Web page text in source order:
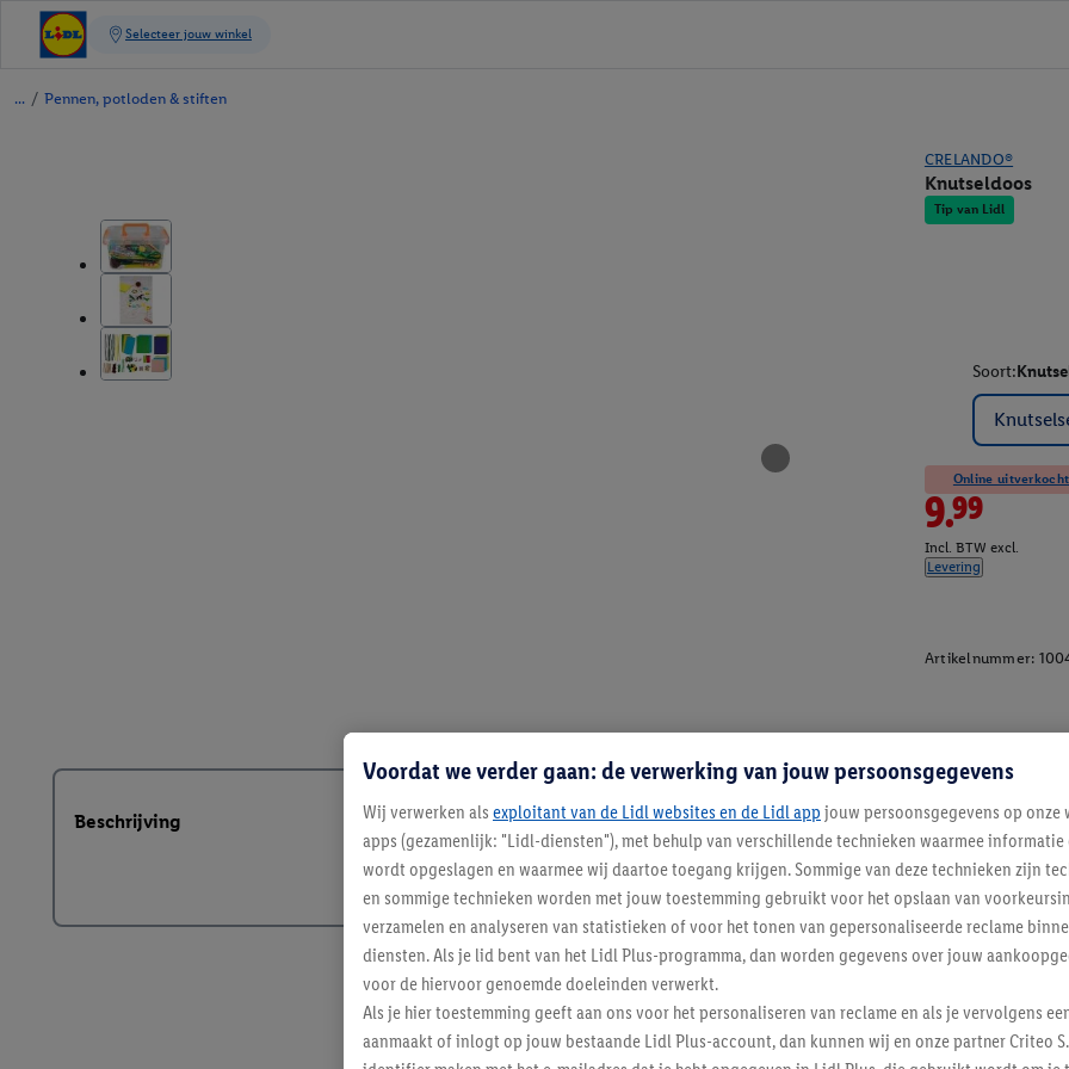
/ Pennen, potloden & stiften
CRELANDO®
Knutseldoos
Tip van Lidl
Soort:
Online
9.99
Incl. BTW excl.
Levering
Artikelnummer:
Beschrijving
Voordat we verder gaan: de verwerking van jouw persoonsgegevens
Wij verwerken als exploitant van de Lidl websites en de Lidl app jouw persoonsgegevens op onze
apps (gezamenlijk: "Lidl-diensten"), met behulp van verschillende technieken waarmee
wordt opgeslagen en waarmee wij daartoe toegang krijgen. Sommige van deze technieken zijn
en sommige technieken worden met jouw toestemming gebruikt voor het opslaan van
verzamelen en analyseren van statistieken of voor het tonen van gepersonaliseerde reclame
diensten. Als je lid bent van het Lidl Plus-programma, dan worden gegevens over jouw
voor de hiervoor genoemde doeleinden verwerkt.
Als je hier toestemming geeft aan ons voor het personaliseren van reclame en als je vervolgens
aanmaakt of inlogt op jouw bestaande Lidl Plus-account, dan kunnen wij en onze partner Criteo